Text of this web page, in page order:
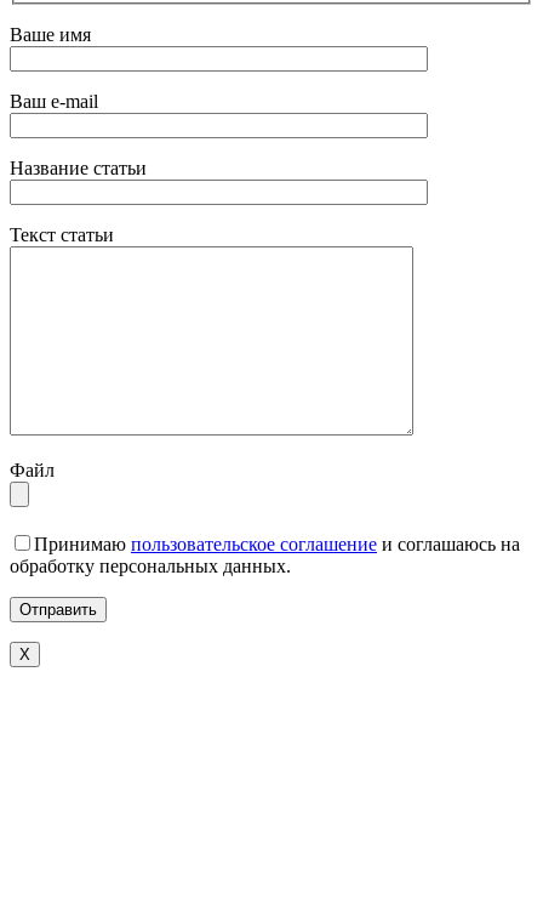
Ваше имя
Ваш e-mail
Название статьи
Текст статьи
Файл
Принимаю пользовательское соглашение и соглашаюсь на
обработку персональных данных.
X